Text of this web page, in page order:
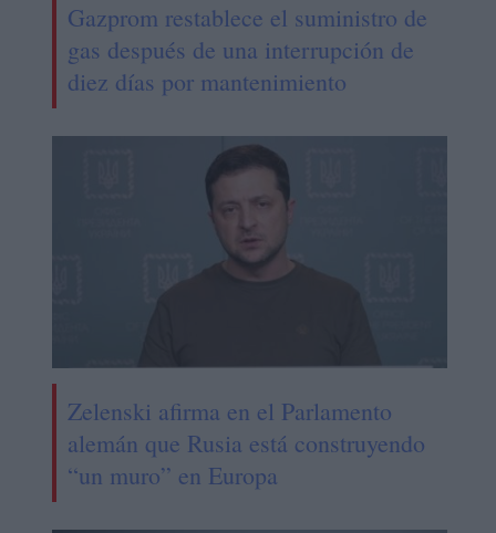
Gazprom restablece el suministro de
gas después de una interrupción de
diez días por mantenimiento
Zelenski afirma en el Parlamento
alemán que Rusia está construyendo
“un muro” en Europa